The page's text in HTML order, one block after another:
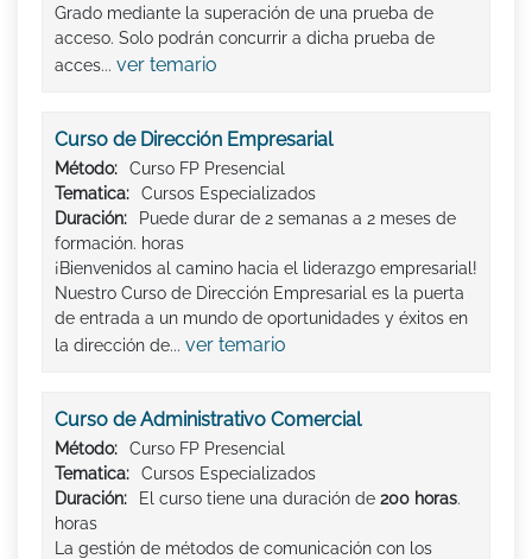
Grado mediante la superación de una prueba de
acceso. Solo podrán concurrir a dicha prueba de
acces... ver temario
Curso de Dirección Empresarial
Método:
Curso FP Presencial
Tematica:
Cursos Especializados
Duración:
Puede durar de 2 semanas a 2 meses de
formación. horas
¡Bienvenidos al camino hacia el liderazgo empresarial!
Nuestro Curso de Dirección Empresarial es la puerta
de entrada a un mundo de oportunidades y éxitos en
la dirección de... ver temario
Curso de Administrativo Comercial
Método:
Curso FP Presencial
Tematica:
Cursos Especializados
Duración:
El curso tiene una duración de 200 horas.
horas
La gestión de métodos de comunicación con los